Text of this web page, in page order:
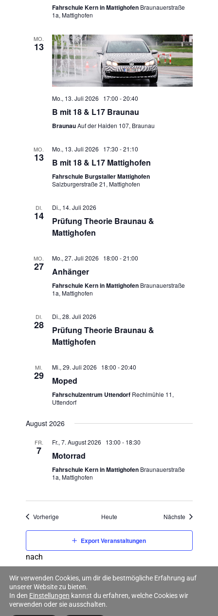
Fahrschule Kern in Mattighofen Braunauerstraße
1a, Mattighofen
MO.
13
Mo., 13. Juli 2026 17:00 -20:40
B mit 18 & L17 Braunau
BraunauAuf der Haiden 107, Braunau
MO.
13
Mo., 13. Juli 2026 17:30 -21:10
B mit 18 & L17 Mattighofen
Fahrschule Burgstaller Mattighofen
Salzburgerstraße 21, Mattighofen
DI.
14
Di., 14. Juli 2026
Prüfung Theorie Braunau &
Mattighofen
MO.
27
Mo., 27. Juli 2026 18:00 -21:00
Anhänger
Fahrschule Kern in Mattighofen Braunauerstraße
1a, Mattighofen
DI.
28
Di., 28. Juli 2026
Prüfung Theorie Braunau &
Mattighofen
MI.
29
Mi., 29. Juli 2026 18:00 -20:40
Moped
Fahrschulzentrum Uttendorf Rechlmühle 11,
Uttendorf
August 2026
FR.
7
Fr., 7. August 2026 13:00 - 18:30
Motorrad
Fahrschule Kern in Mattighofen Braunauerstraße
1a, Mattighofen
VorherigeVeranstaltungen Heute Nächste
Export Veranstaltungen
nach
Wir verwenden Cookies, um dir die bestmögliche Erfahrung auf
unserer Website zu bieten.
In den Einstellungen kannst du erfahren, welche Cookies wir
verwenden oder sie ausschalten.